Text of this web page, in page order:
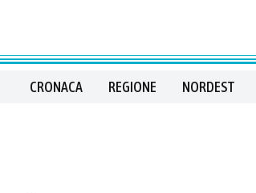
CRONACA REGIONE NORDEST